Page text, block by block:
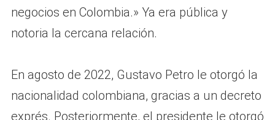
negocios en Colombia.» Ya era pública y
notoria la cercana relación.
En agosto de 2022, Gustavo Petro le otorgó la
nacionalidad colombiana, gracias a un decreto
exprés. Posteriormente, el presidente le otorgó